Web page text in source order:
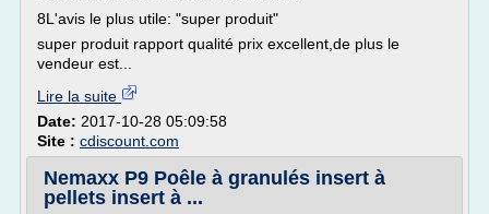
8L'avis le plus utile: "super produit"
super produit rapport qualité prix excellent,de plus le
vendeur est...
Lire la suite
Date: 2017-10-28 05:09:58
Site : cdiscount.com
Nemaxx P9 Poêle à granulés insert à
pellets insert à ...